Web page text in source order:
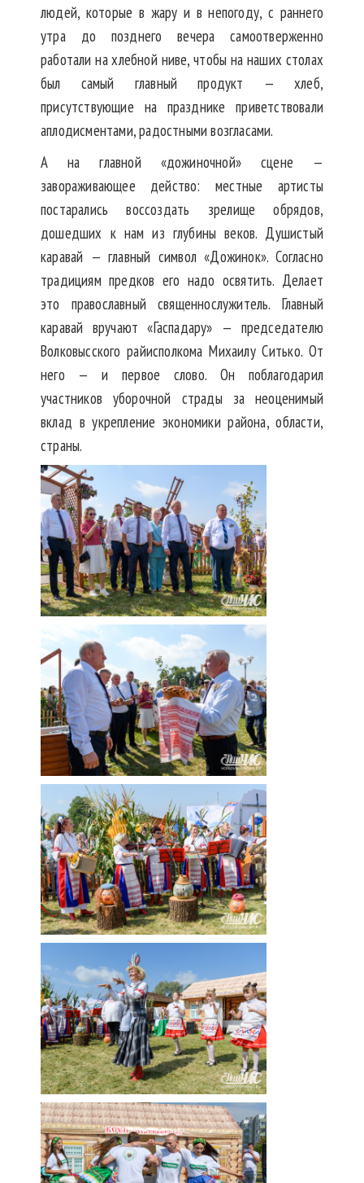
людей, которые в жару и в непогоду, с раннего
утра до позднего вечера самоотверженно
работали на хлебной ниве, чтобы на наших столах
был самый главный продукт — хлеб,
присутствующие на празднике приветствовали
аплодисментами, радостными возгласами.
А на главной «дожиночной» сцене —
завораживающее действо: местные артисты
постарались воссоздать зрелище обрядов,
дошедших к нам из глубины веков. Душистый
каравай — главный символ «Дожинок». Согласно
традициям предков его надо освятить. Делает
это православный священнослужитель. Главный
каравай вручают «Гаспадару» — председателю
Волковысского райисполкома Михаилу Ситько. От
него — и первое слово. Он поблагодарил
участников уборочной страды за неоценимый
вклад в укрепление экономики района, области,
страны.